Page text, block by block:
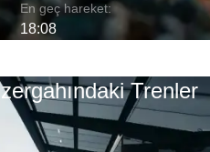
En geç hareket:
18:08
Trenler